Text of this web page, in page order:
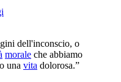
dell'inconscio, o
morale che abbiamo
una vita dolorosa.”